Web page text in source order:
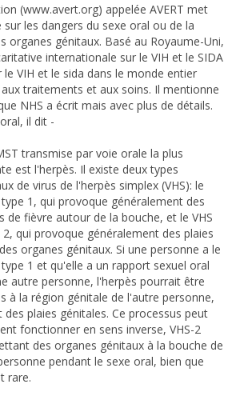
(www.avert.org) appelée AVERT met
les dangers du sexe oral ou de la
organes génitaux. Basé au Royaume-Uni,
internationale sur le VIH et le SIDA
VIH et le sida dans le monde entier
traitements et aux soins. Il mentionne
NHS a écrit mais avec plus de détails.
il dit -
transmise par voie orale la plus
est l'herpès. Il existe deux types
de virus de l'herpès simplex (VHS): le
type 1, qui provoque généralement des
de fièvre autour de la bouche, et le VHS
2, qui provoque généralement des plaies
organes génitaux. Si une personne a le
type 1 et qu'elle a un rapport sexuel oral
autre personne, l'herpès pourrait être
à la région génitale de l'autre personne,
des plaies génitales. Ce processus peut
fonctionner en sens inverse, VHS-2
des organes génitaux à la bouche de
pendant le sexe oral, bien que
rare.